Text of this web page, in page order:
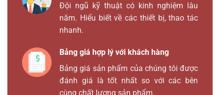
Đội ngũ kỹ thuật có kinh nghiệm lâu
năm. Hiểu biết về các thiết bị, thao tác
nhanh.
Bảng giá hợp lý với khách hàng
Bảng giá sản phẩm của chúng tôi được
đánh giá là tốt nhất so với các bên
cùng chất lượng sản phẩm.